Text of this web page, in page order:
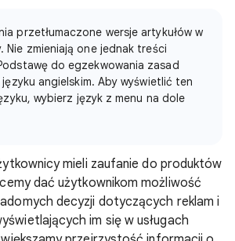
przetłumaczone wersje artykułów w
Nie zmieniają one jednak treści
do egzekwowania zasad
angielskim. Aby wyświetlić ten
wybierz język z menu na dole
mieli zaufanie do produktów
dać użytkownikom możliwość
decyzji dotyczących reklam i
im się w usługach